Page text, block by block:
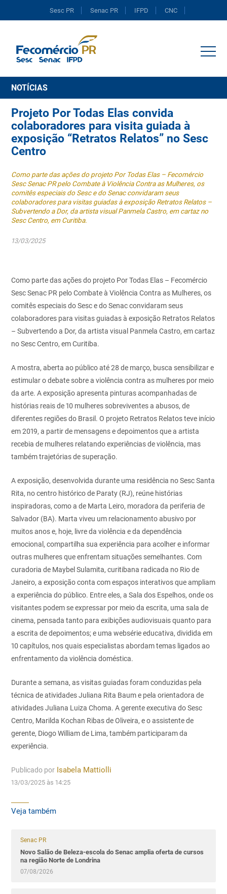
Sesc PR Senac PR IFPD CNC
NOTÍCIAS
Projeto Por Todas Elas convida
colaboradores para visita guiada à
exposição “Retratos Relatos” no Sesc
Centro
Como parte das ações do projeto Por Todas Elas – Fecomércio
Sesc Senac PR pelo Combate à Violência Contra as Mulheres, os
comitês especiais do Sesc e do Senac convidaram seus
colaboradores para visitas guiadas à exposição Retratos Relatos –
Subvertendo a Dor, da artista visual Panmela Castro, em cartaz no
Sesc Centro, em Curitiba.
13/03/2025
Como parte das ações do projeto Por Todas Elas – Fecomércio
Sesc Senac PR pelo Combate à Violência Contra as Mulheres, os
comitês especiais do Sesc e do Senac convidaram seus
colaboradores para visitas guiadas à exposição Retratos Relatos
– Subvertendo a Dor, da artista visual Panmela Castro, em cartaz
no Sesc Centro, em Curitiba.
A mostra, aberta ao público até 28 de março, busca sensibilizar e
estimular o debate sobre a violência contra as mulheres por meio
da arte. A exposição apresenta pinturas acompanhadas de
histórias reais de 10 mulheres sobreviventes a abusos, de
diferentes regiões do Brasil. O projeto Retratos Relatos teve início
em 2019, a partir de mensagens e depoimentos que a artista
recebia de mulheres relatando experiências de violência, mas
também trajetórias de superação.
A exposição, desenvolvida durante uma residência no Sesc Santa
Rita, no centro histórico de Paraty (RJ), reúne histórias
inspiradoras, como a de Marta Leiro, moradora da periferia de
Salvador (BA). Marta viveu um relacionamento abusivo por
muitos anos e, hoje, livre da violência e da dependência
emocional, compartilha sua experiência para acolher e informar
outras mulheres que enfrentam situações semelhantes. Com
curadoria de Maybel Sulamita, curitibana radicada no Rio de
Janeiro, a exposição conta com espaços interativos que ampliam
a experiência do público. Entre eles, a Sala dos Espelhos, onde os
visitantes podem se expressar por meio da escrita, uma sala de
cinema, pensada tanto para exibições audiovisuais quanto para
a escrita de depoimentos; e uma websérie educativa, dividida em
10 capítulos, nos quais especialistas abordam temas ligados ao
enfrentamento da violência doméstica.
Durante a semana, as visitas guiadas foram conduzidas pela
técnica de atividades Juliana Rita Baum e pela orientadora de
atividades Juliana Luiza Choma. A gerente executiva do Sesc
Centro, Marilda Kochan Ribas de Oliveira, e o assistente de
gerente, Diogo William de Lima, também participaram da
experiência.
Publicado por Isabela Mattiolli
13/03/2025 às 14:25
Veja também
Senac PR
Novo Salão de Beleza-escola do Senac amplia oferta de cursos
na região Norte de Londrina
07/08/2026